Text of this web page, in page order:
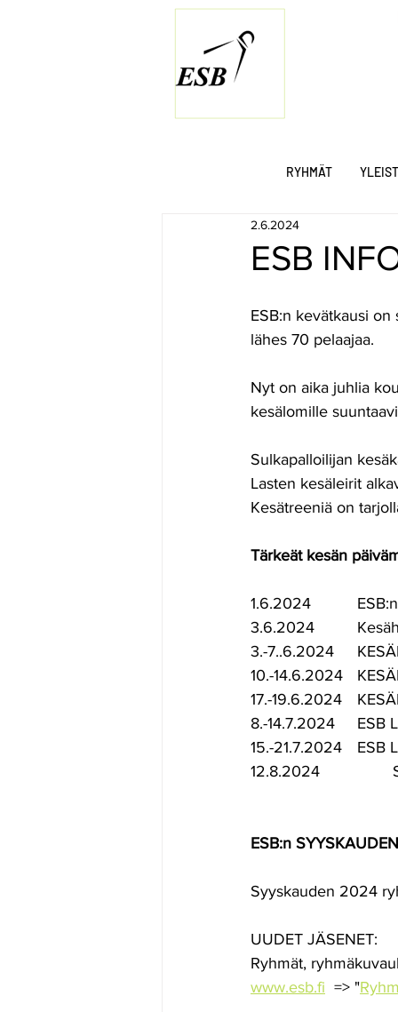
RYHMÄT
ESB
2.6.2024
ESB:n kevätkausi
lähes 70 pelaajaa.
Nyt on aika juhlia
kesälomille
Sulkapalloilijan
Lasten kesäleirit
Kesätreeniä on
Tärkeät kesän
3.-7..6.2024
10.-
17.-
8.-
15.-
ESB:n
Syyskauden 2024
UUDET JÄSENET:
Ryhmät,
www.esb.fi
  => "